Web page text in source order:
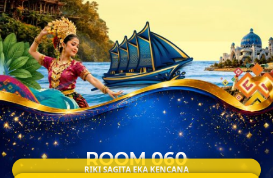
ROOM 060
RIKI SAGITA EKA KENCANA